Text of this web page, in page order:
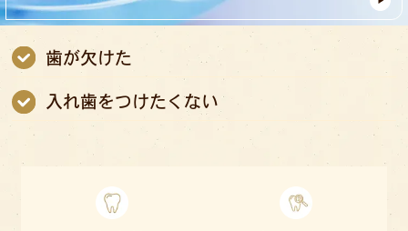
歯が欠けた
入れ歯をつけたくない